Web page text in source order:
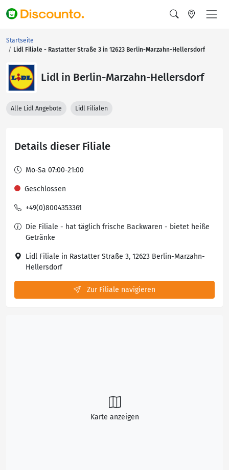
Startseite
Lidl Filiale - Rastatter Straße 3 in 12623 Berlin-Marzahn-Hellersdorf
Lidl in Berlin-Marzahn-Hellersdorf
Alle Lidl Angebote Lidl Filialen
Details dieser Filiale
Mo-Sa 07:00-21:00
Geschlossen
+49(0)8004353361
Die Filiale - hat täglich frische Backwaren - bietet heiße
Getränke
Lidl Filiale in Rastatter Straße 3, 12623 Berlin-Marzahn-
Hellersdorf
Zur Filiale navigieren
Karte anzeigen